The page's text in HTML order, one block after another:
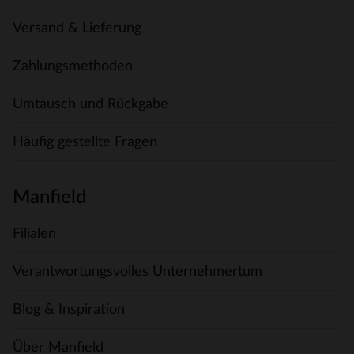
Versand & Lieferung
Zahlungsmethoden
Umtausch und Rückgabe
Häufig gestellte Fragen
Manfield
Filialen
Verantwortungsvolles Unternehmertum
Blog & Inspiration
Über Manfield